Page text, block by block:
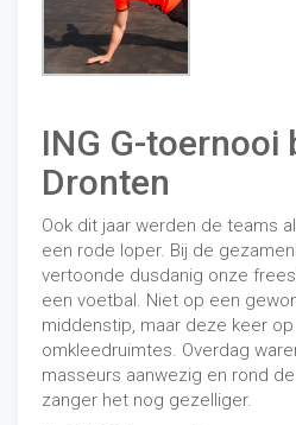
ING G-toernooi
Dronten
Ook dit jaar werden de teams
een rode loper. Bij de
vertoonde dusdanig onze
een voetbal. Niet op een
middenstip, maar deze keer
omkleedruimtes. Overdag
masseurs aanwezig en rond
zanger het nog gezelliger.